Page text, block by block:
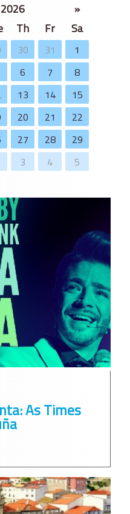
»
Th Fr Sa
30 31
1
6 7
8
13 14
15
20 21
22
27 28
29
3 4 5
As Times